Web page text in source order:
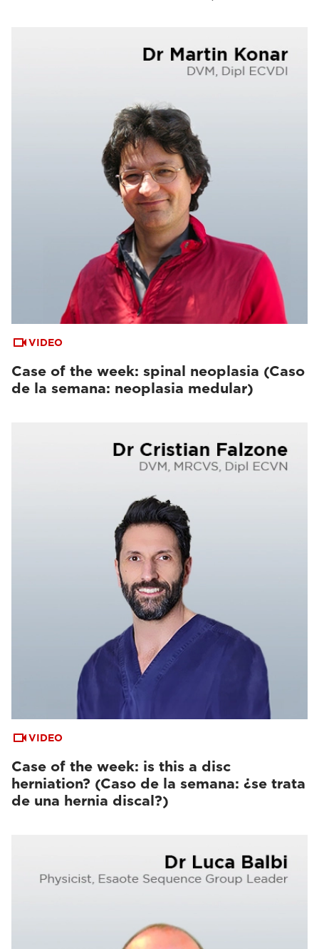
VIDEO
Case of the week: spinal neoplasia (Caso
de la semana: neoplasia medular)
VIDEO
Case of the week: is this a disc
herniation? (Caso de la semana: ¿se trata
de una hernia discal?)